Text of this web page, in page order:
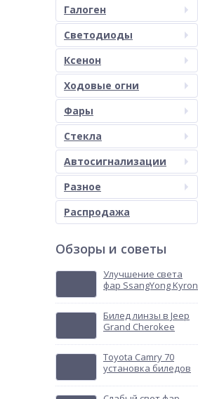
Галоген
Светодиоды
Ксенон
Ходовые огни
Фары
Стекла
Автосигнализации
Разное
Распродажа
Обзоры и советы
Улучшение света
фар SsangYong Kyron
Билед линзы в Jeep
Grand Cherokee
Toyota Camry 70
установка биледов